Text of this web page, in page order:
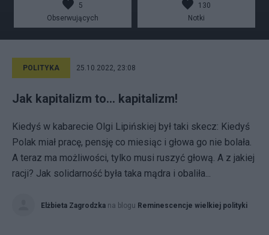
5
Obserwujących
130
Notki
POLITYKA 25.10.2022, 23:08
Jak kapitalizm to... kapitalizm!
Kiedyś w kabarecie Olgi Lipińskiej był taki skecz: Kiedyś
Polak miał pracę, pensję co miesiąc i głowa go nie bolała.
A teraz ma możliwości, tylko musi ruszyć głową. A z jakiej
racji? Jak solidarność była taka mądra i obaliła...
Elżbieta Zagrodzka na blogu Reminescencje wielkiej polityki